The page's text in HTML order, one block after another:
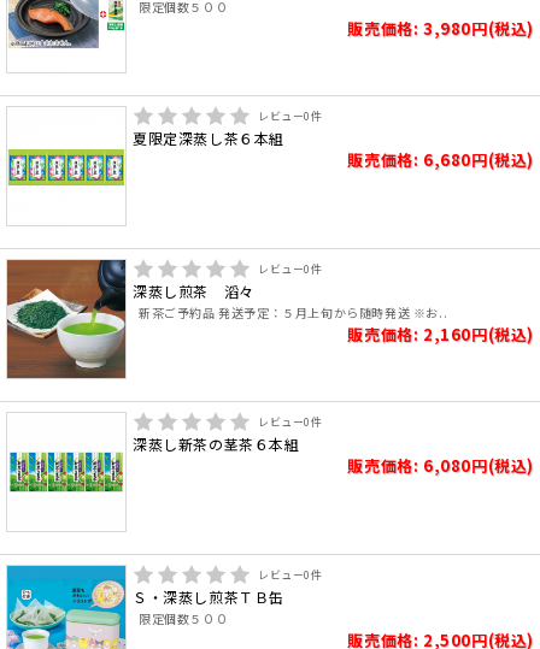
限定個数５００
販売価格: 3,980円(税込)
レビュー0件
夏限定深蒸し茶６本組
販売価格: 6,680円(税込)
レビュー0件
深蒸し煎茶 滔々
新茶ご予約品 発送予定：５月上旬から随時発送 ※お..
販売価格: 2,160円(税込)
レビュー0件
深蒸し新茶の茎茶６本組
販売価格: 6,080円(税込)
レビュー0件
Ｓ・深蒸し煎茶ＴＢ缶
限定個数５００
販売価格: 2,500円(税込)